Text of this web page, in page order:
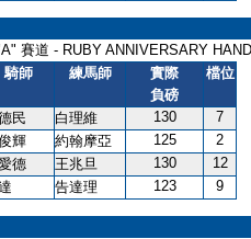
賽道 - RUBY ANNIVERSARY
騎師 練馬師
實際
負磅
檔位
民 白理維 130
7
輝 約翰摩亞 125
2
德 王兆旦 130
12
告達理 123 9